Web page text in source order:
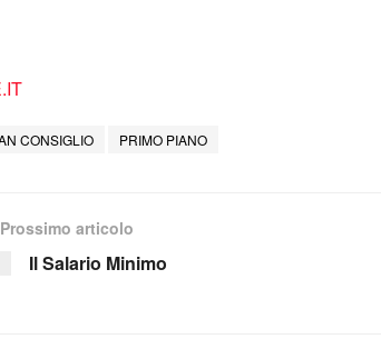
CONSIGLIO PRIMO PIANO
Prossimo articolo
Il Salario Minimo